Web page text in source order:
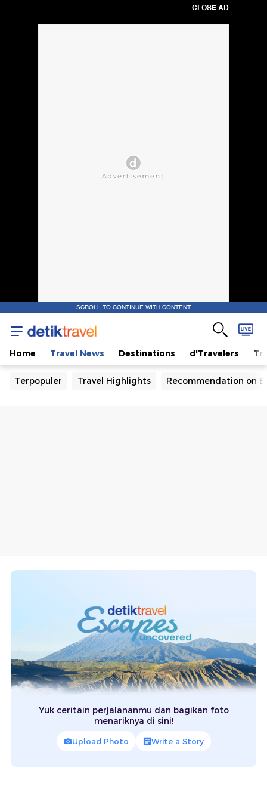
CLOSE AD
SCROLL TO CONTINUE WITH CONTENT
Home Travel News Destinations d'Travelers
Terpopuler Travel Highlights Recommendation on
Yuk ceritain perjalananmu dan bagikan foto
menariknya di sini!
Upload Photo Write a Story